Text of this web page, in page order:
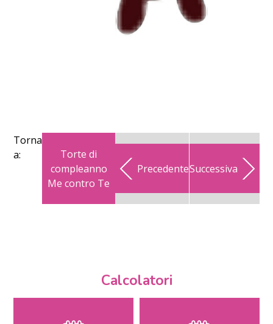
Torna
a:
Torte di
compleanno
Me contro Te
PrecedenteSuccessiva
Calcolatori